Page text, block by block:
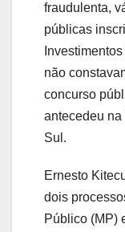
fraudulenta,
públicas
não
concurso
antecedeu
Sul.
Ernesto
dois
Público (MP)